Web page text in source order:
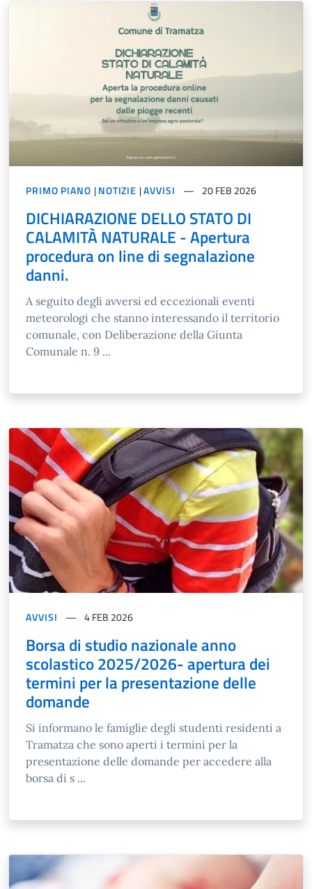
PRIMO PIANO |NOTIZIE |AVVISI 20 FEB 2026
DICHIARAZIONE DELLO STATO DI
CALAMITÀ NATURALE - Apertura
procedura on line di segnalazione
danni.
A seguito degli avversi ed eccezionali eventi
meteorologi che stanno interessando il territorio
comunale, con Deliberazione della Giunta
Comunale n. 9 ...
AVVISI 4 FEB 2026
Borsa di studio nazionale anno
scolastico 2025/2026- apertura dei
termini per la presentazione delle
domande
Si informano le famiglie degli studenti residenti a
Tramatza che sono aperti i termini per la
presentazione delle domande per accedere alla
borsa di s ...